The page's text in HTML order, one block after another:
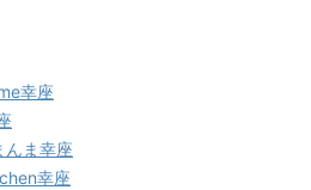
幸座
んま幸座
幸座